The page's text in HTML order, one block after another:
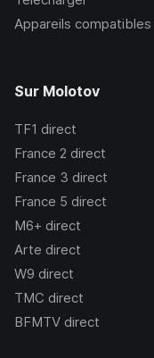
Appareils compatibles
Sur Molotov
TF1 direct
France 2 direct
France 3 direct
France 5 direct
M6+ direct
Arte direct
W9 direct
TMC direct
BFMTV direct